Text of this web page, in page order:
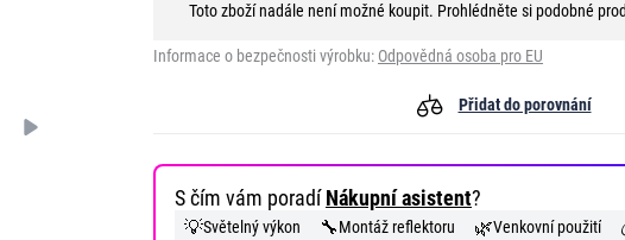
Toto zboží nadále není možné koupit. Prohlédněte si podobné
Informace o bezpečnosti výrobku: Odpovědná osoba pro EU
Přidat do porovnání
S čím vám poradíNákupní asistent?
💡Světelný výkon 🔧Montáž reflektoru 🌿Venkovní použití